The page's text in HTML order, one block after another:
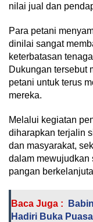
nilai jual dan
Para petani
dinilai sangat
keterbatasan
Dukungan tersebut
petani untuk terus
mereka.
Melalui kegiatan
diharapkan terjalin
dan masyarakat,
dalam mewujudkan
pangan
Baca Juga :
Hadiri Buka